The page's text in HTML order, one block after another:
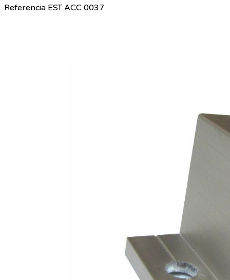
Referencia EST ACC 0037